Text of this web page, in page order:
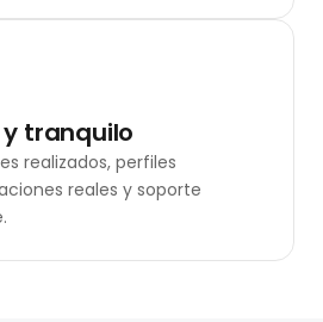
tranquilo
realizados, perfiles
reales y soporte